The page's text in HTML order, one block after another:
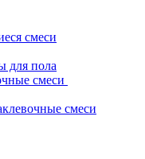
смеси
для пола
смеси
смеси